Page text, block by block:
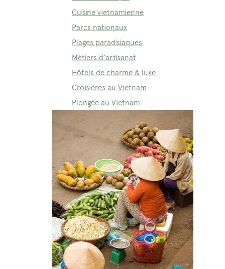
Cuisine vietnamienne
Parcs nationaux
Plages paradisiaques
Métiers d’artisanat
Hôtels de charme & luxe
Croisières au Vietnam
Plongée au Vietnam